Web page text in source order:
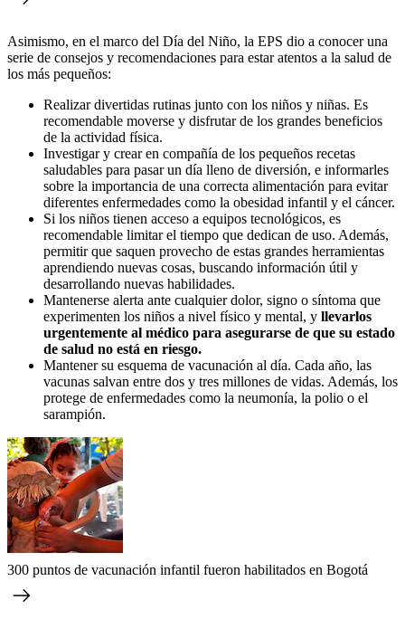
Asimismo, en el marco del Día del Niño, la EPS dio a conocer una
serie de consejos y recomendaciones para estar atentos a la salud de
los más pequeños:
Realizar divertidas rutinas junto con los niños y niñas. Es
recomendable moverse y disfrutar de los grandes beneficios
de la actividad física.
Investigar y crear en compañía de los pequeños recetas
saludables para pasar un día lleno de diversión, e informarles
sobre la importancia de una correcta alimentación para evitar
diferentes enfermedades como la obesidad infantil y el cáncer.
Si los niños tienen acceso a equipos tecnológicos, es
recomendable limitar el tiempo que dedican de uso. Además,
permitir que saquen provecho de estas grandes herramientas
aprendiendo nuevas cosas, buscando información útil y
desarrollando nuevas habilidades.
Mantenerse alerta ante cualquier dolor, signo o síntoma que
experimenten los niños a nivel físico y mental, y llevarlos
urgentemente al médico para asegurarse de que su estado
de salud no está en riesgo.
Mantener su esquema de vacunación al día. Cada año, las
vacunas salvan entre dos y tres millones de vidas. Además, los
protege de enfermedades como la neumonía, la polio o el
sarampión.
300 puntos de vacunación infantil fueron habilitados en Bogotá